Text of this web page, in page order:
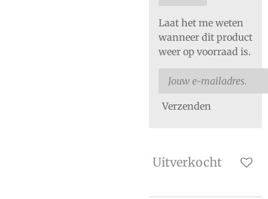
Laat het me weten
wanneer dit product
weer op voorraad is.
Verzenden
Uitverkocht